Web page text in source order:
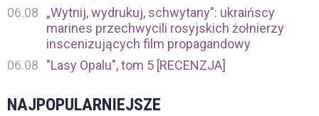
06.08
„Wytnij, wydrukuj, schwytany”: ukraińscy
marines przechwycili rosyjskich żołnierzy
inscenizujących film propagandowy
06.08
"Lasy Opalu", tom 5 [RECENZJA]
NAJPOPULARNIEJSZE